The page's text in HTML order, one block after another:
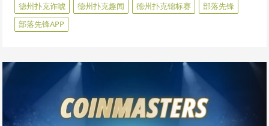
德州扑克诈唬
德州扑克趣闻 德州扑克锦标赛
部落先锋
部落先锋APP